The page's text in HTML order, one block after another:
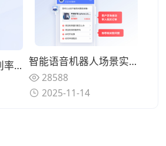
智能语音机器人识别率测评：这5家厂商在嘈杂环境与专业术语场景下的精准度对比 智能语音机器人场景实测：在景区、医疗、政务等真实业务环境中，5家主流厂商方案效果对比
28588
2025-11-14